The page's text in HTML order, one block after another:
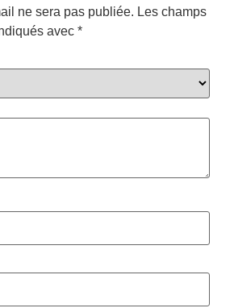
ne sera pas publiée. Les champs
avec *